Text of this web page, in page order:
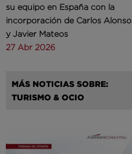
su equipo en España con la
incorporación de Carlos Alonso
y Javier Mateos
27 Abr 2026
MÁS NOTICIAS SOBRE:
TURISMO & OCIO